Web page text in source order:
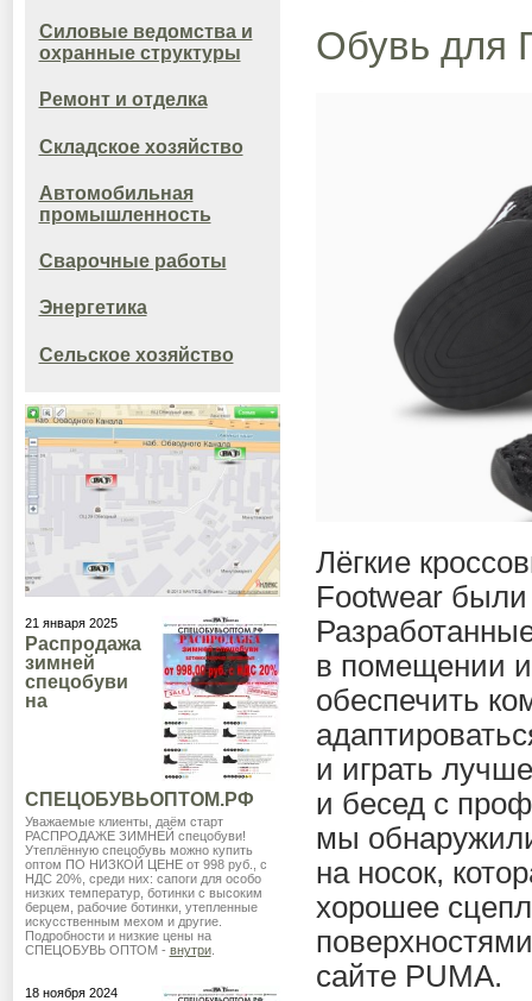
Силовые ведомства и
охранные структуры
Ремонт и отделка
Складское хозяйство
Автомобильная
промышленность
Сварочные работы
Энергетика
Сельское хозяйство
21 января 2025
Распродажа
зимней
спецобуви
на
СПЕЦОБУВЬОПТОМ.РФ
Уважаемые клиенты, даём старт
РАСПРОДАЖЕ ЗИМНЕЙ спецобуви!
Утеплённую спецобувь можно купить
оптом ПО НИЗКОЙ ЦЕНЕ от 998 руб., с
НДС 20%, среди них: сапоги для особо
низких температур, ботинки с высоким
берцем, рабочие ботинки, утепленные
искусственным мехом и другие.
Подробности и низкие цены на
СПЕЦОБУВЬ ОПТОМ - внутри.
18 ноября 2024
Обувь
Лёгкие
Footwear
в помещении
обеспечить
и играть
и бесед с
мы
на носок,
хорошее
сайте PUMA.